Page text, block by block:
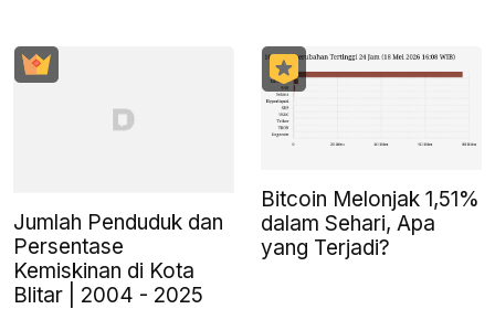
Jumlah Penduduk dan
Persentase
Kemiskinan di Kota
Blitar | 2004 - 2025
Bitcoin Melonjak 1,51%
dalam Sehari, Apa
yang Terjadi?